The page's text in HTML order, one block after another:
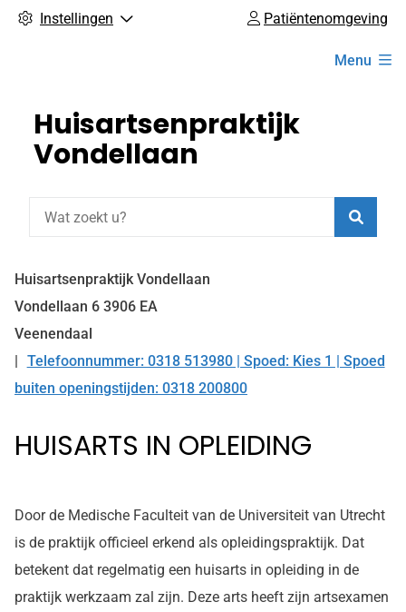
Instellingen Patiëntenomgeving
Menu
Huisartsenpraktijk
Vondellaan
Huisartsenpraktijk Vondellaan
Vondellaan 6 3906 EA
Veenendaal
Tel:
Telefoonnummer: 0318 513980 | Spoed: Kies 1 | Spoed
buiten openingstijden: 0318 200800
HUISARTS IN OPLEIDING
Door de Medische Faculteit van de Universiteit van Utrecht
is de praktijk officieel erkend als opleidingspraktijk. Dat
betekent dat regelmatig een huisarts in opleiding in de
praktijk werkzaam zal zijn. Deze arts heeft zijn artsexamen